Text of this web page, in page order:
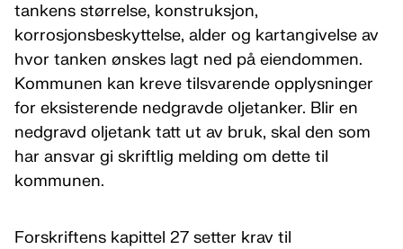
tankens størrelse, konstruksjon,
korrosjonsbeskyttelse, alder og kartangivelse av
hvor tanken ønskes lagt ned på eiendommen.
Kommunen kan kreve tilsvarende opplysninger
for eksisterende nedgravde oljetanker. Blir en
nedgravd oljetank tatt ut av bruk, skal den som
har ansvar gi skriftlig melding om dette til
kommunen.
Forskriftens kapittel 27 setter krav til